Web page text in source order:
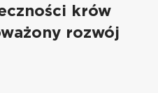
krów
rozwój